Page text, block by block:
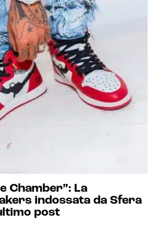
Chamber”: La
indossata da Sfera
post